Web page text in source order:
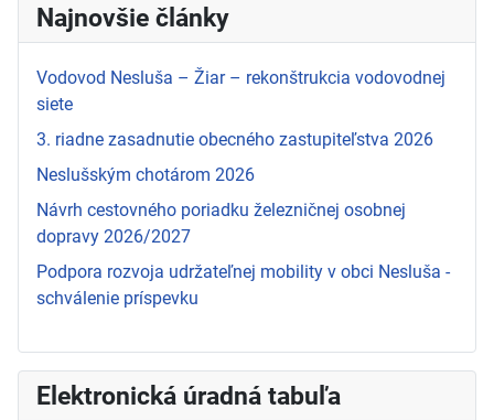
Najnovšie články
Vodovod Nesluša – Žiar – rekonštrukcia vodovodnej
siete
3. riadne zasadnutie obecného zastupiteľstva 2026
Neslušským chotárom 2026
Návrh cestovného poriadku železničnej osobnej
dopravy 2026/2027
Podpora rozvoja udržateľnej mobility v obci Nesluša -
schválenie príspevku
Elektronická úradná tabuľa